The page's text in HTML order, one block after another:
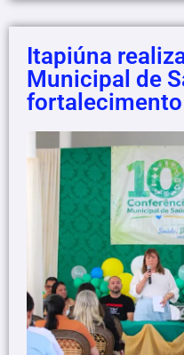
Itapiúna
Municipal de
fortalecimento